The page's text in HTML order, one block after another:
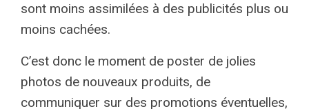
sont moins assimilées à des publicités plus ou
moins cachées.
C’est donc le moment de poster de jolies
photos de nouveaux produits, de
communiquer sur des promotions éventuelles,